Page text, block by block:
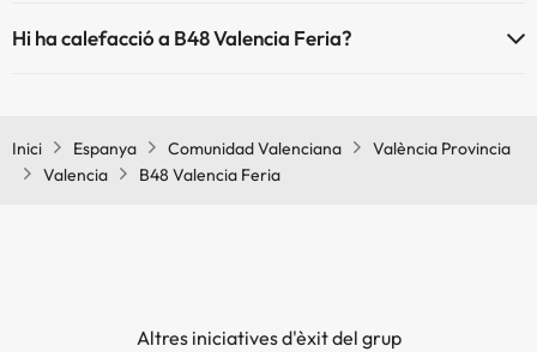
pagament directe a l'hotel). Consulta les condicions.
Hi ha calefacció a B48 Valencia Feria?
Inici Espanya Comunidad Valenciana
València Provincia
Valencia
B48 Valencia Feria
Altres iniciatives d'èxit del grup